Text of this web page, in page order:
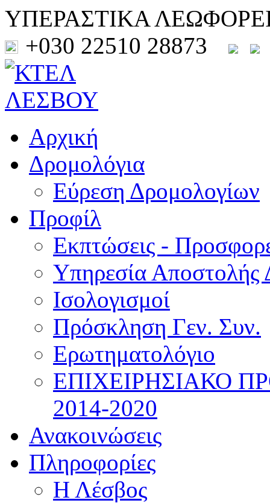
ΥΠΕΡΑΣΤΙΚΑ
+030 22510 28873
Αρχική
Δρομολόγια
Εύρεση Δρομολογίων
Προφίλ
Εκπτώσεις -
Υπηρεσία Αποστολής
Ισολογισμοί
Πρόσκληση Γεν. Συν.
Ερωτηματολόγιο
ΕΠΙΧΕΙΡΗΣΙΑΚΟ
2014-2020
Ανακοινώσεις
Πληροφορίες
Η Λέσβος